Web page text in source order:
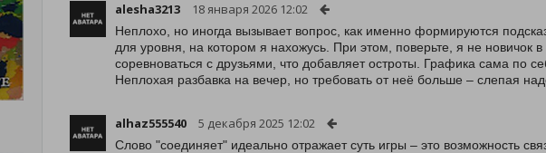
alesha3213 18 января 2026 12:02
Неплохо, но иногда вызывает вопрос, как именно формируются
для уровня, на котором я нахожусь. При этом, поверьте, я не новичок
соревноваться с друзьями, что добавляет остроты. Графика сама по
Неплохая разбавка на вечер, но требовать от неё больше – слепая
alhaz555540 5 декабря 2025 12:02
Слово "соединяет" идеально отражает суть игры – это возможность